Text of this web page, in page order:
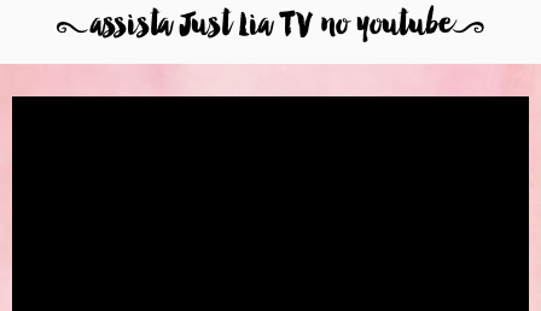
8assista Just Lia TV no youtube9